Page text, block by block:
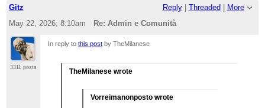
Gitz Reply| Threaded
More
May 22, 2026; 8:10am
Re: Admin e Comunità
3311 posts
In reply tothis post by TheMilanese
TheMilanese wrote
Vorreimanonposto wrote